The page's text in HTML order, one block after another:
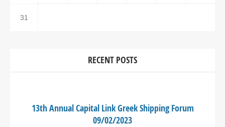
31
RECENT POSTS
13th Annual Capital Link Greek Shipping Forum
09/02/2023